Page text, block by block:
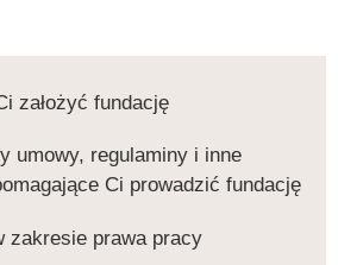
założyć fundację
umowy, regulaminy i inne
Ci prowadzić fundację
zakresie prawa pracy